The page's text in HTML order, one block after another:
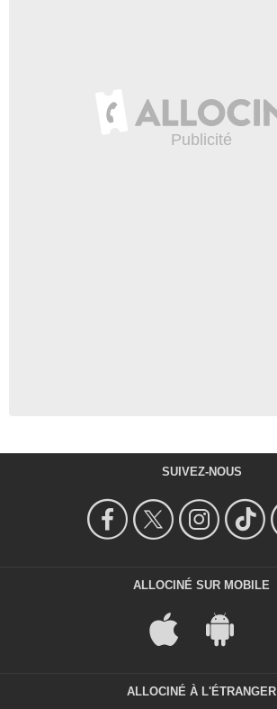
SUIVEZ-NOUS
ALLOCINÉ SUR MOBILE
ALLOCINÉ À L'ÉTRANGER